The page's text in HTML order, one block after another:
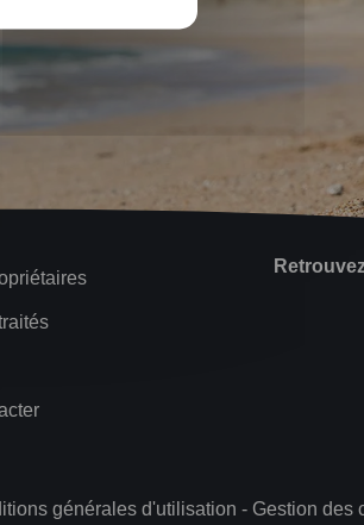
générales d'utilisation - Gestion des